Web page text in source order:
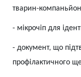
тварин-
- мікрочіп для
- документ, що
профілактичного